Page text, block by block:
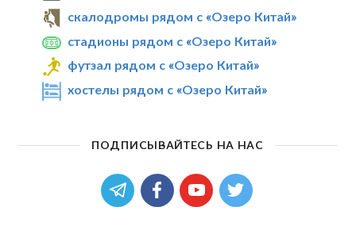
скалодромы рядом с «Озеро Китай»
стадионы рядом с «Озеро Китай»
футзал рядом с «Озеро Китай»
хостелы рядом с «Озеро Китай»
ПОДПИСЫВАЙТЕСЬ НА НАС